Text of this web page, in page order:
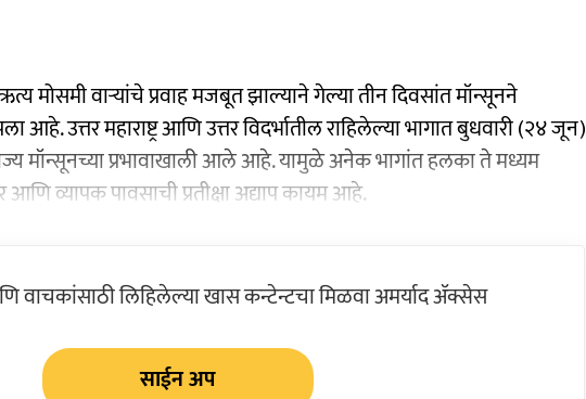
मोसमी वाऱ्यांचे प्रवाह मजबूत झाल्याने गेल्या तीन दिवसांत मॉन्सूनने
आहे. उत्तर महाराष्ट्र आणि उत्तर विदर्भातील राहिलेल्या भागात बुधवारी (२४ जून)
मॉन्सूनच्या प्रभावाखाली आले आहे. यामुळे अनेक भागांत हलका ते मध्यम
व्यापक पावसाची प्रतीक्षा अद्याप कायम आहे.
वाचकांसाठी लिहिलेल्या खास कन्टेन्टचा मिळवा अमर्याद ॲक्सेस
साईन अप